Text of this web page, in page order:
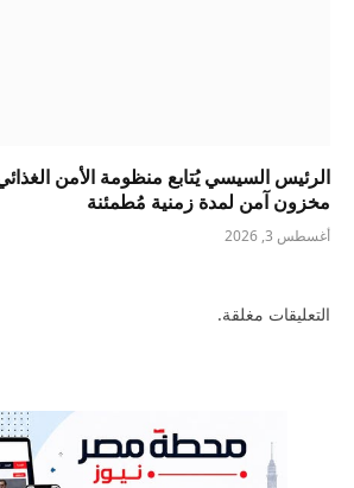
الرئيس السيسي يُتابع منظومة الأمن
مخزون آمن لمدة زمنية مُطمئنة
أغسطس 3, 2026
التعليقات مغلقة.